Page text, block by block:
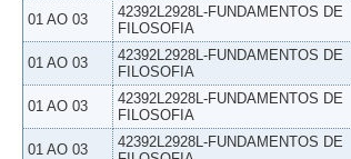
01 AO 03
42392L2928L-FUNDAMENTOS DE
FILOSOFIA
01 AO 03
42392L2928L-FUNDAMENTOS DE
FILOSOFIA
01 AO 03
42392L2928L-FUNDAMENTOS DE
FILOSOFIA
01 AO 03
42392L2928L-FUNDAMENTOS DE